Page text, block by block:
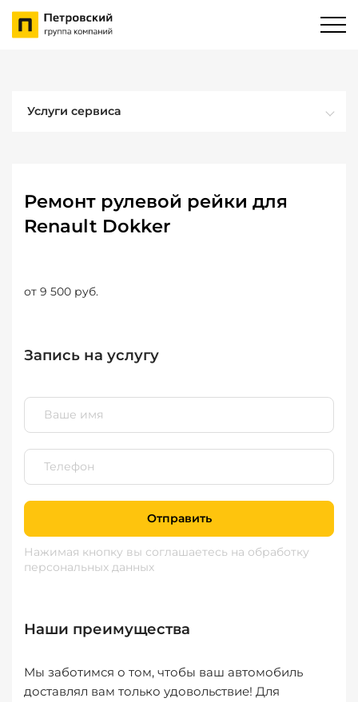
Услуги сервиса
Ремонт рулевой рейки для
Renault Dokker
от 9 500 руб.
Запись на услугу
Отправить
Нажимая кнопку вы соглашаетесь на обработку
персональных данных
Наши преимущества
Мы заботимся о том, чтобы ваш автомобиль
доставлял вам только удовольствие! Для